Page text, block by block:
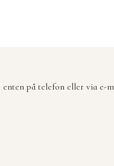
på telefon eller via e-